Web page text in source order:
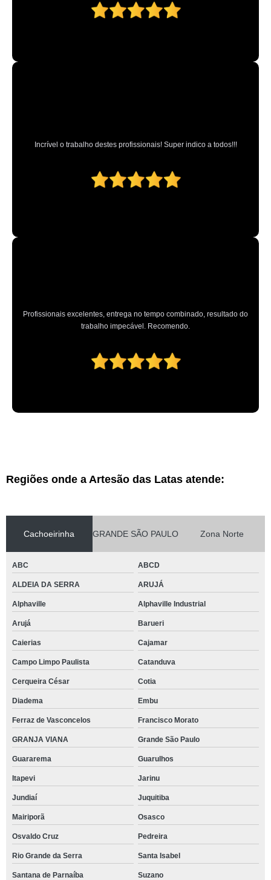
Incrível o trabalho destes profissionais! Super indico a todos!!!
Profissionais excelentes, entrega no tempo combinado, resultado do
trabalho impecável. Recomendo.
Regiões onde a Artesão das Latas atende:
Cachoeirinha GRANDE SÃO PAULO Zona Norte
ABC ABCD
ALDEIA DA SERRA ARUJÁ
Alphaville Alphaville Industrial
Arujá Barueri
Caierias Cajamar
Campo Limpo Paulista Catanduva
Cerqueira César Cotia
Diadema Embu
Ferraz de Vasconcelos Francisco Morato
GRANJA VIANA Grande São Paulo
Guararema Guarulhos
Itapevi Jarinu
Jundiaí Juquitiba
Mairiporã Osasco
Osvaldo Cruz Pedreira
Rio Grande da Serra Santa Isabel
Santana de Parnaíba Suzano